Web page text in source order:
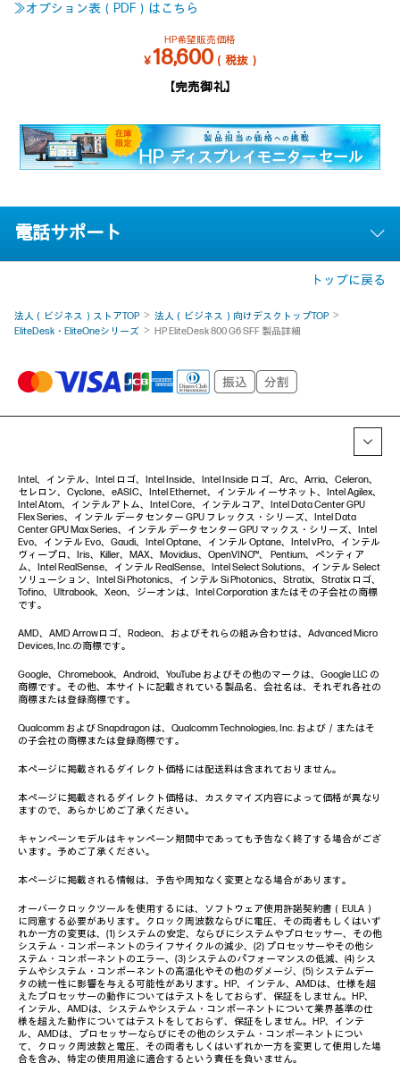
≫オプション表（PDF）はこちら
HP希望販売価格
￥18,600（税抜）
【完売御礼】
電話サポート
トップに戻る
法人（ビジネス）ストアTOP
法人（ビジネス）向けデスクトップTOP
EliteDesk・EliteOneシリーズ
HP EliteDesk 800 G6 SFF 製品詳細
Intel、インテル、Intel ロゴ、Intel Inside、Intel Inside ロゴ、Arc、Arria、Celeron、
セレロン、Cyclone、eASIC、Intel Ethernet、インテル イーサネット、Intel Agilex、
Intel Atom、インテルアトム、Intel Core、インテルコア、Intel Data Center GPU
Flex Series、インテル データセンター GPU フレックス・シリーズ、Intel Data
Center GPU Max Series、インテル データセンター GPU マックス・シリーズ、Intel
Evo、インテル Evo、Gaudi、Intel Optane、インテル Optane、Intel vPro、インテル
ヴィープロ、Iris、Killer、MAX、Movidius、OpenVINO™、 Pentium、ペンティア
ム、Intel RealSense、インテル RealSense、Intel Select Solutions、インテル Select
ソリューション、Intel Si Photonics、インテル Si Photonics、Stratix、Stratix ロゴ、
Tofino、Ultrabook、Xeon、ジーオンは、Intel Corporation またはその子会社の商標
です。
AMD、AMD Arrowロゴ、Radeon、およびそれらの組み合わせは、Advanced Micro
Devices, Inc.の商標です。
Google、Chromebook、Android、YouTube およびその他のマークは、Google LLC の
商標です。その他、本サイトに記載されている製品名、会社名は、それぞれ各社の
商標または登録商標です。
Qualcomm および Snapdragon は、Qualcomm Technologies, Inc. および／またはそ
の子会社の商標または登録商標です。
本ページに掲載されるダイレクト価格には配送料は含まれておりません。
本ページに掲載されるダイレクト価格は、カスタマイズ内容によって価格が異なり
ますので、あらかじめご了承ください。
キャンペーンモデルはキャンペーン期間中であっても予告なく終了する場合がござ
います。予めご了承ください。
本ページに掲載される情報は、予告や周知なく変更となる場合があります。
オーバークロックツールを使用するには、ソフトウェア使用許諾契約書（EULA）
に同意する必要があります。クロック周波数ならびに電圧、その両者もしくはいず
れか一方の変更は、(1) システムの安定、ならびにシステムやプロセッサー、その他
システム・コンポーネントのライフサイクルの減少、(2) プロセッサーやその他シ
ステム・コンポーネントのエラー、(3) システムのパフォーマンスの低減、(4) シス
テムやシステム・コンポーネントの高温化やその他のダメージ、(5) システムデー
タの統一性に影響を与える可能性があります。HP、インテル、AMDは、仕様を超
えたプロセッサーの動作についてはテストをしておらず、保証をしません。HP、
インテル、AMDは、システムやシステム・コンポーネントについて業界基準の仕
様を超えた動作についてはテストをしておらず、保証をしません。HP、インテ
ル、AMDは、プロセッサーならびにその他のシステム・コンポーネントについ
て、クロック周波数と電圧、その両者もしくはいずれか一方を変更して使用した場
合を含み、特定の使用用途に適合するという責任を負いません。